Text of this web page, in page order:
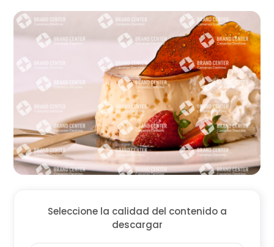
Seleccione la calidad del contenido a
descargar